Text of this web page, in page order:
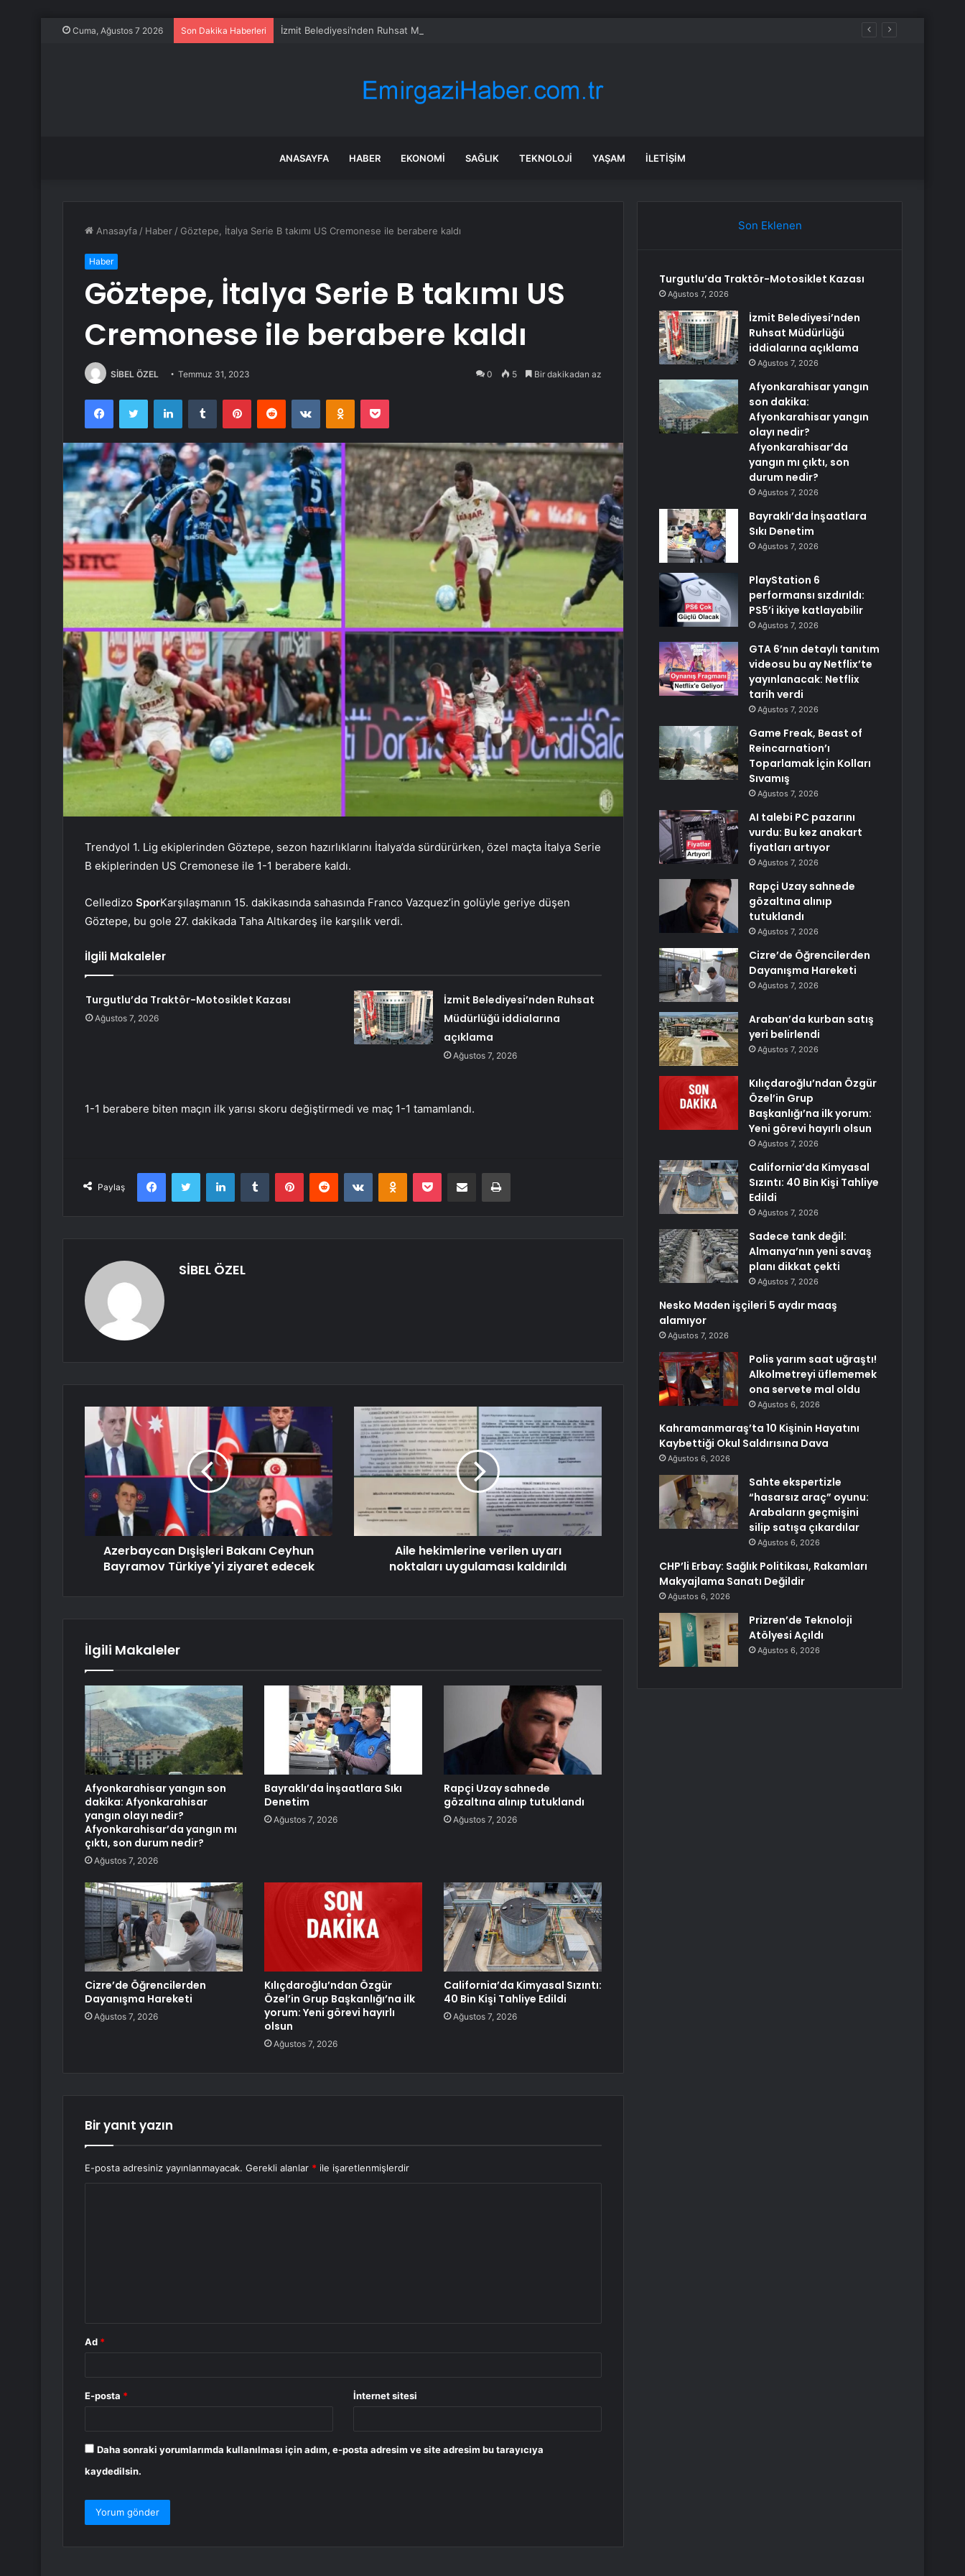
Cuma, Ağustos 7 2026 Son Dakika Haberleri İzmit Belediyesi’nden Ruhsat Müdürlüğü iddialarına açıklama
ANASAYFA HABER EKONOMI SAĞLIK TEKNOLOJI YAŞAM İLETIŞIM
Anasayfa / Haber / Göztepe, İtalya Serie B takımı US Cremonese ile berabere kaldı
Haber
Göztepe, İtalya Serie B takımı US
Cremonese ile berabere kaldı
SİBEL ÖZEL Temmuz 31, 2023 0 5 Bir dakikadan az
FacebookTwitter LinkedInTumblr PinterestReddit VKontakteOdnoklassniki
Pocket
Trendyol 1. Lig ekiplerinden Göztepe, sezon hazırlıklarını İtalya’da sürdürürken, özel maçta İtalya Serie
B ekiplerinden US Cremonese ile 1-1 berabere kaldı.
Celledizo SporKarşılaşmanın 15. dakikasında sahasında Franco Vazquez’in golüyle geriye düşen
Göztepe, bu gole 27. dakikada Taha Altıkardeş ile karşılık verdi.
İlgili Makaleler
Turgutlu’da Traktör-Motosiklet Kazası
Ağustos 7, 2026
İzmit Belediyesi’nden Ruhsat
Müdürlüğü iddialarına
açıklama
Ağustos 7, 2026
1-1 berabere biten maçın ilk yarısı skoru değiştirmedi ve maç 1-1 tamamlandı.
Paylaş
FacebookTwitter LinkedInTumblr PinterestReddit VKontakteOdnoklassniki
Pocket E-Posta ile paylaş Yazdır
SİBEL ÖZEL
Azerbaycan Dışişleri Bakanı Ceyhun
Bayramov Türkiye'yi ziyaret edecek
Aile hekimlerine verilen uyarı
noktaları uygulaması kaldırıldı
İlgili Makaleler
Afyonkarahisar yangın son
dakika: Afyonkarahisar
yangın olayı nedir?
Afyonkarahisar’da yangın mı
çıktı, son durum nedir?
Ağustos 7, 2026
Bayraklı’da İnşaatlara Sıkı
Denetim
Ağustos 7, 2026
Rapçi Uzay sahnede
gözaltına alınıp tutuklandı
Ağustos 7, 2026
Cizre’de Öğrencilerden
Dayanışma Hareketi
Ağustos 7, 2026
Kılıçdaroğlu’ndan Özgür
Özel’in Grup Başkanlığı’na ilk
yorum: Yeni görevi hayırlı
olsun
Ağustos 7, 2026
California’da Kimyasal Sızıntı:
40 Bin Kişi Tahliye Edildi
Ağustos 7, 2026
Bir yanıt yazın
E-posta adresiniz yayınlanmayacak. Gerekli alanlar * ile işaretlenmişlerdir
Ad *
E-posta * İnternet sitesi
Daha sonraki yorumlarımda kullanılması için adım, e-posta adresim ve site adresim bu tarayıcıya
kaydedilsin.
Son Eklenen
Turgutlu’da Traktör-Motosiklet Kazası
Ağustos 7, 2026
İzmit Belediyesi’nden
Ruhsat Müdürlüğü
iddialarına açıklama
Ağustos 7, 2026
Afyonkarahisar yangın
son dakika:
Afyonkarahisar yangın
olayı nedir?
Afyonkarahisar’da
yangın mı çıktı, son
durum nedir?
Ağustos 7, 2026
Bayraklı’da İnşaatlara
Sıkı Denetim
Ağustos 7, 2026
PlayStation 6
performansı sızdırıldı:
PS5’i ikiye katlayabilir
Ağustos 7, 2026
GTA 6’nın detaylı tanıtım
videosu bu ay Netflix’te
yayınlanacak: Netflix
tarih verdi
Ağustos 7, 2026
Game Freak, Beast of
Reincarnation’ı
Toparlamak İçin Kolları
Sıvamış
Ağustos 7, 2026
AI talebi PC pazarını
vurdu: Bu kez anakart
fiyatları artıyor
Ağustos 7, 2026
Rapçi Uzay sahnede
gözaltına alınıp
tutuklandı
Ağustos 7, 2026
Cizre’de Öğrencilerden
Dayanışma Hareketi
Ağustos 7, 2026
Araban’da kurban satış
yeri belirlendi
Ağustos 7, 2026
Kılıçdaroğlu’ndan Özgür
Özel’in Grup
Başkanlığı’na ilk yorum:
Yeni görevi hayırlı olsun
Ağustos 7, 2026
California’da Kimyasal
Sızıntı: 40 Bin Kişi Tahliye
Edildi
Ağustos 7, 2026
Sadece tank değil:
Almanya’nın yeni savaş
planı dikkat çekti
Ağustos 7, 2026
Nesko Maden işçileri 5 aydır maaş
alamıyor
Ağustos 7, 2026
Polis yarım saat uğraştı!
Alkolmetreyi üflememek
ona servete mal oldu
Ağustos 6, 2026
Kahramanmaraş’ta 10 Kişinin Hayatını
Kaybettiği Okul Saldırısına Dava
Ağustos 6, 2026
Sahte ekspertizle
“hasarsız araç” oyunu:
Arabaların geçmişini
silip satışa çıkardılar
Ağustos 6, 2026
CHP’li Erbay: Sağlık Politikası, Rakamları
Makyajlama Sanatı Değildir
Ağustos 6, 2026
Prizren’de Teknoloji
Atölyesi Açıldı
Ağustos 6, 2026